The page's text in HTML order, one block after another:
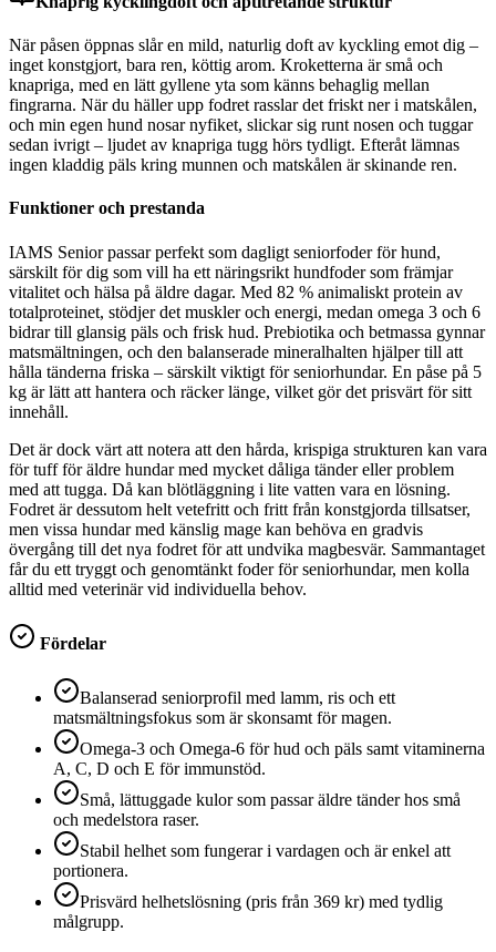
När påsen öppnas slår en mild, naturlig doft av kyckling emot dig –
inget konstgjort, bara ren, köttig arom. Kroketterna är små och
knapriga, med en lätt gyllene yta som känns behaglig mellan
fingrarna. När du häller upp fodret rasslar det friskt ner i matskålen,
och min egen hund nosar nyfiket, slickar sig runt nosen och tuggar
sedan ivrigt – ljudet av knapriga tugg hörs tydligt. Efteråt lämnas
ingen kladdig päls kring munnen och matskålen är skinande ren.
Funktioner och prestanda
IAMS Senior passar perfekt som dagligt seniorfoder för hund,
särskilt för dig som vill ha ett näringsrikt hundfoder som främjar
vitalitet och hälsa på äldre dagar. Med 82 % animaliskt protein av
totalproteinet, stödjer det muskler och energi, medan omega 3 och 6
bidrar till glansig päls och frisk hud. Prebiotika och betmassa gynnar
matsmältningen, och den balanserade mineralhalten hjälper till att
hålla tänderna friska – särskilt viktigt för seniorhundar. En påse på 5
kg är lätt att hantera och räcker länge, vilket gör det prisvärt för sitt
innehåll.
Det är dock värt att notera att den hårda, krispiga strukturen kan vara
för tuff för äldre hundar med mycket dåliga tänder eller problem
med att tugga. Då kan blötläggning i lite vatten vara en lösning.
Fodret är dessutom helt vetefritt och fritt från konstgjorda tillsatser,
men vissa hundar med känslig mage kan behöva en gradvis
övergång till det nya fodret för att undvika magbesvär. Sammantaget
får du ett tryggt och genomtänkt foder för seniorhundar, men kolla
alltid med veterinär vid individuella behov.
Fördelar
Balanserad seniorprofil med lamm, ris och ett
matsmältningsfokus som är skonsamt för magen.
Omega-3 och Omega-6 för hud och päls samt vitaminerna
A, C, D och E för immunstöd.
Små, lättuggade kulor som passar äldre tänder hos små
och medelstora raser.
Stabil helhet som fungerar i vardagen och är enkel att
portionera.
Prisvärd helhetslösning (pris från 369 kr) med tydlig
målgrupp.